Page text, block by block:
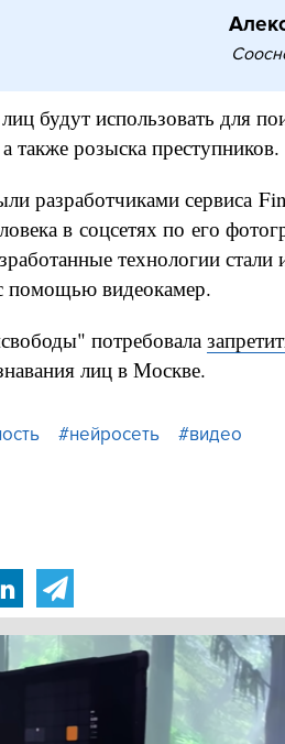
будут использовать для
розыска преступников.
разработчиками сервиса
в соцсетях по его
технологии стали
помощью видеокамер.
потребовала
лиц в Москве.
#нейросеть #видео